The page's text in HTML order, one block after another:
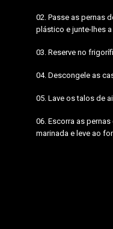
Passe as pernas
plástico e junte-lhes
Reserve no
Descongele as
Lave os talos de
Escorra as
marinada e leve ao